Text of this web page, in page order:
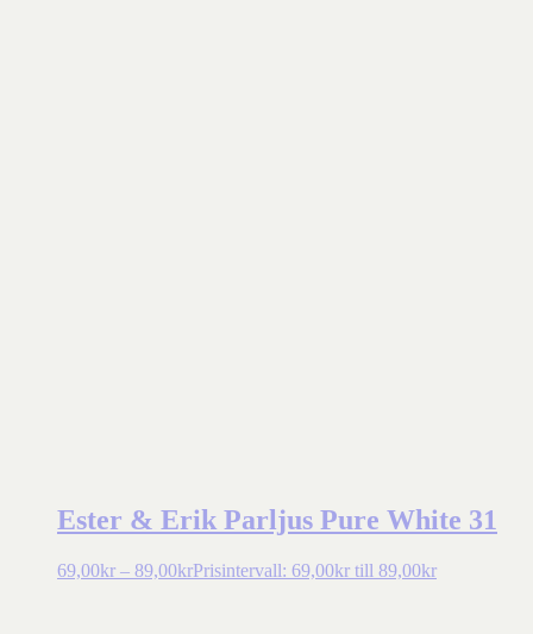
Ester & Erik Parljus Pure White 31
69,00kr – 89,00krPrisintervall: 69,00kr till 89,00kr